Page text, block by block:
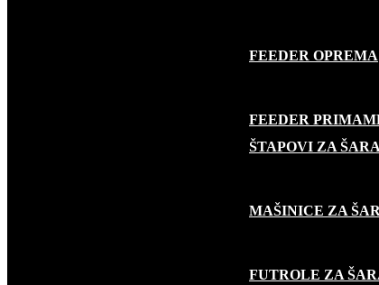
FEEDER OPREMA
FEEDER
ŠARANSKI RIBOLOV
ŠTAPOVI ZA
MAŠINICE ZA
FUTROLE ZA